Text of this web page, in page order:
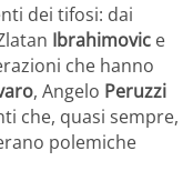
dei tifosi: dai
Ibrahimovic e
che hanno
, Angelo Peruzzi
che, quasi sempre,
polemiche